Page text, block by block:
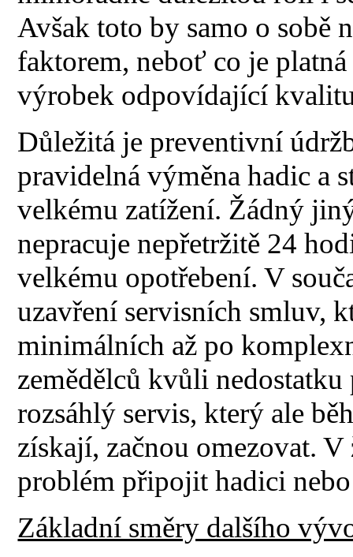
Avšak toto by samo o
faktorem, neboť co je
výrobek odpovídající
Důležitá je preventivní
pravidelná výměna hadic a
velkému zatížení. Žádný
nepracuje nepřetržitě 24
velkému opotřebení. V
uzavření servisních smluv,
minimálních až po
zemědělců kvůli
rozsáhlý servis, který ale
získají, začnou omezovat.
problém připojit hadici
Základní směry dalšího